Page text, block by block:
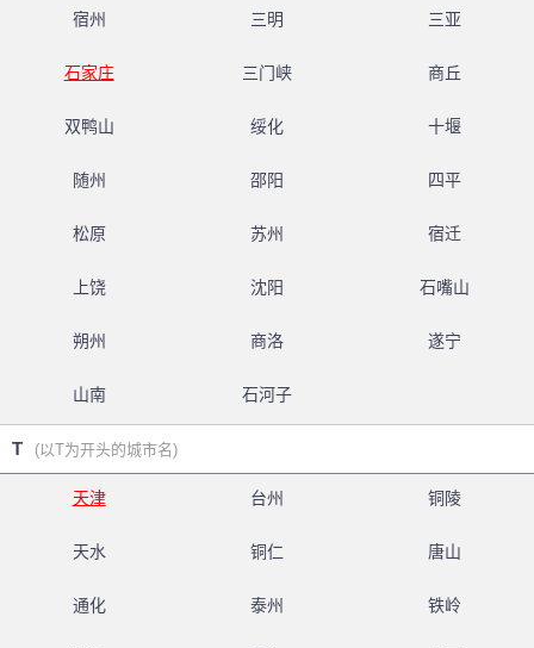
宿州 三明 三亚
石家庄 三门峡 商丘
双鸭山 绥化 十堰
随州 邵阳 四平
松原 苏州 宿迁
上饶 沈阳 石嘴山
朔州 商洛 遂宁
山南 石河子
T (以T为开头的城市名)
天津 台州 铜陵
天水 铜仁 唐山
通化 泰州 铁岭